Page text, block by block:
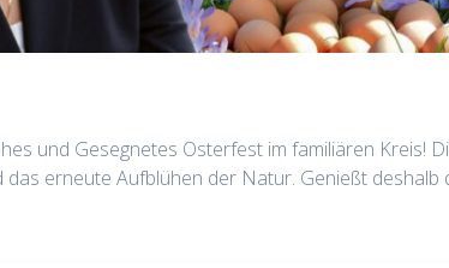
und Gesegnetes Osterfest im familiären Kreis!
das erneute Aufblühen der Natur. Genießt